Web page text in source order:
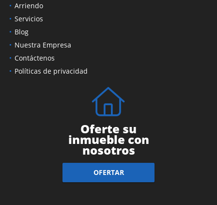
Arriendo
Servicios
Blog
Nuestra Empresa
Contáctenos
Políticas de privacidad
Oferte su
inmueble con
nosotros
OFERTAR